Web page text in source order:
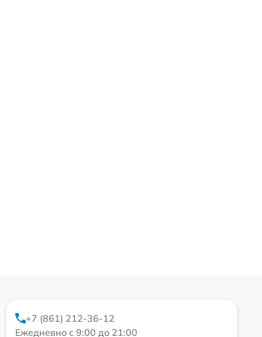
+7 (861) 212-36-12
Ежедневно с 9:00 до 21:00